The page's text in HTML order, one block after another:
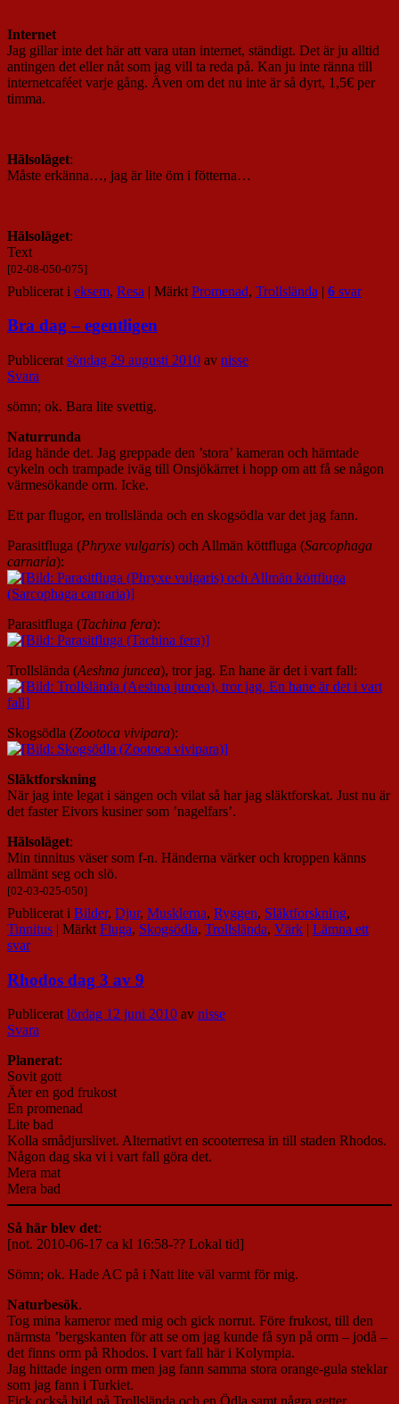
Internet
Jag gillar inte det här att vara utan internet, ständigt. Det är ju alltid
antingen det eller nåt som jag vill ta reda på. Kan ju inte ränna till
internetcaféet varje gång. Även om det nu inte är så dyrt, 1,5€ per
timma.
Hälsoläget:
Måste erkänna…, jag är lite öm i fötterna…
Hälsoläget:
Text
[02-08-050-075]
Publicerat i eksem, Resa | Märkt Promenad, Trollslända | 6 svar
Bra dag – egentligen
Publicerat söndag 29 augusti 2010 av nisse
Svara
sömn; ok. Bara lite svettig.
Naturrunda
Idag hände det. Jag greppade den ’stora’ kameran och hämtade
cykeln och trampade iväg till Onsjökärret i hopp om att få se någon
värmesökande orm. Icke.
Ett par flugor, en trollslända och en skogsödla var det jag fann.
Parasitfluga (Phryxe vulgaris) och Allmän köttfluga (Sarcophaga
carnaria):
Parasitfluga (Tachina fera):
Trollslända (Aeshna juncea), tror jag. En hane är det i vart fall:
Skogsödla (Zootoca vivipara):
Släktforskning
När jag inte legat i sängen och vilat så har jag släktforskat. Just nu är
det faster Eivors kusiner som ’nagelfars’.
Hälsoläget:
Min tinnitus väser som f-n. Händerna värker och kroppen känns
allmänt seg och slö.
[02-03-025-050]
Publicerat i Bilder, Djur, Musklerna, Ryggen, Släktforskning,
Tinnitus | Märkt Fluga, Skogsödla, Trollslända, Värk | Lämna ett
svar
Rhodos dag 3 av 9
Publicerat lördag 12 juni 2010 av nisse
Svara
Planerat:
Sovit gott
Äter en god frukost
En promenad
Lite bad
Kolla smådjurslivet. Alternativt en scooterresa in till staden Rhodos.
Någon dag ska vi i vart fall göra det.
Mera mat
Mera bad
Så här blev det:
[not. 2010-06-17 ca kl 16:58-?? Lokal tid]
Sömn; ok. Hade AC på i Natt lite väl varmt för mig.
Naturbesök.
Tog mina kameror med mig och gick norrut. Före frukost, till den
närmsta ’bergskanten för att se om jag kunde få syn på orm – jodå –
det finns orm på Rhodos. I vart fall här i Kolympia.
Jag hittade ingen orm men jag fann samma stora orange-gula steklar
som jag fann i Turkiet.